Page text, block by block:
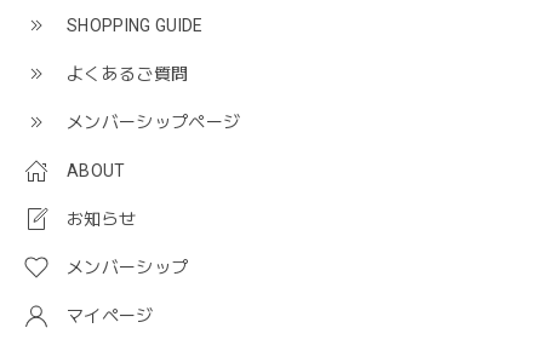
SHOPPING GUIDE
よくあるご質問
メンバーシップページ
ABOUT
お知らせ
メンバーシップ
マイページ